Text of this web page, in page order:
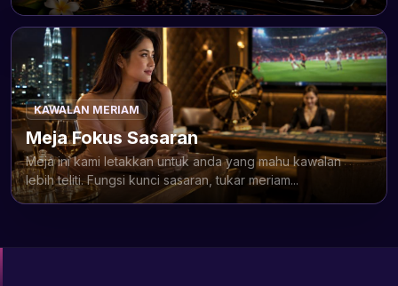
KAWALAN MERIAM
Meja Fokus Sasaran
Meja ini kami letakkan untuk anda yang mahu kawalan
lebih teliti. Fungsi kunci sasaran, tukar meriam...